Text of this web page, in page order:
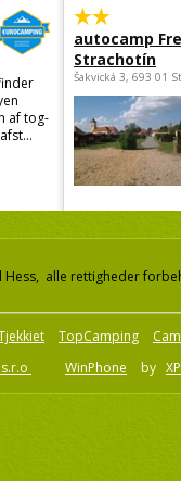
af tog-
autocamp
Strachotín
Šakvická 3, 693 01
Hess, alle rettigheder
TopCamping
WinPhone by